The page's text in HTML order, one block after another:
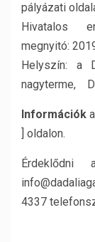
pályázati
Hivatalos
megnyitó:
Helyszín: a
nagyterme,
Információk
] oldalon.
4337